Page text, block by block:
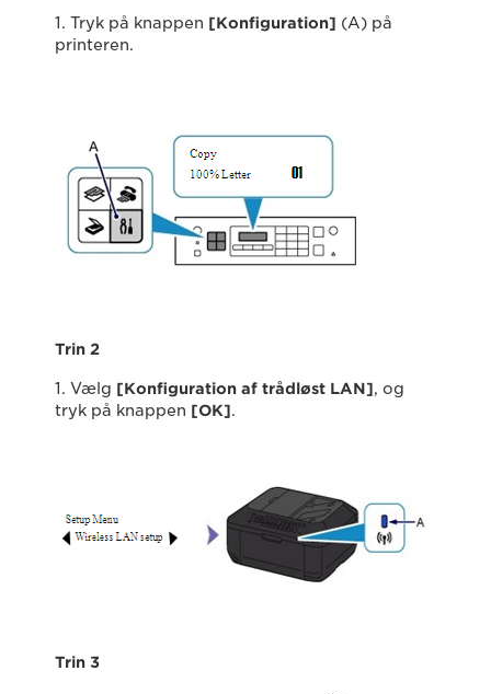
1. Tryk på knappen [Konfiguration] (A) på
printeren.
Trin 2
1. Vælg [Konfiguration af trådløst LAN], og
tryk på knappen [OK].
Trin 3